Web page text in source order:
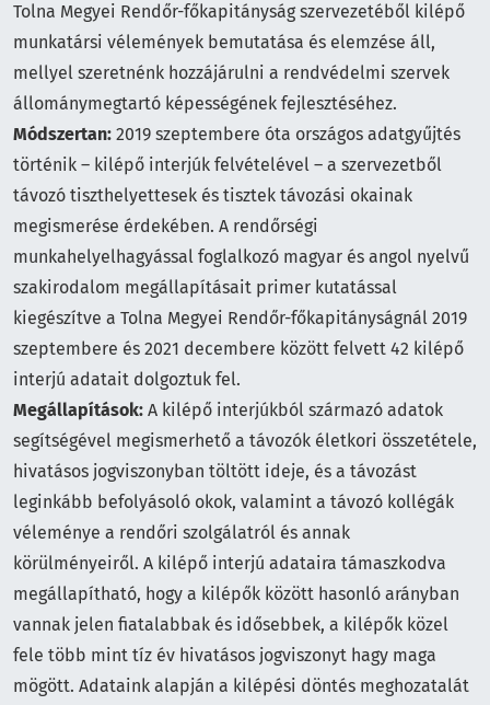
Tolna Megyei Rendőr-főkapitányság szervezetéből kilépő
munkatársi vélemények bemutatása és elemzése áll,
mellyel szeretnénk hozzájárulni a rendvédelmi szervek
állománymegtartó képességének fejlesztéséhez.
Módszertan: 2019 szeptembere óta országos adatgyűjtés
történik – kilépő interjúk felvételével – a szervezetből
távozó tiszthelyettesek és tisztek távozási okainak
megismerése érdekében. A rendőrségi
munkahelyelhagyással foglalkozó magyar és angol nyelvű
szakirodalom megállapításait primer kutatással
kiegészítve a Tolna Megyei Rendőr-főkapitányságnál 2019
szeptembere és 2021 decembere között felvett 42 kilépő
interjú adatait dolgoztuk fel.
Megállapítások: A kilépő interjúkból származó adatok
segítségével megismerhető a távozók életkori összetétele,
hivatásos jogviszonyban töltött ideje, és a távozást
leginkább befolyásoló okok, valamint a távozó kollégák
véleménye a rendőri szolgálatról és annak
körülményeiről. A kilépő interjú adataira támaszkodva
megállapítható, hogy a kilépők között hasonló arányban
vannak jelen fiatalabbak és idősebbek, a kilépők közel
fele több mint tíz év hivatásos jogviszonyt hagy maga
mögött. Adataink alapján a kilépési döntés meghozatalát